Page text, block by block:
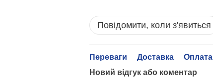
Повідомити, коли з'явиться
Переваги Доставка Оплата
Новий відгук або коментар